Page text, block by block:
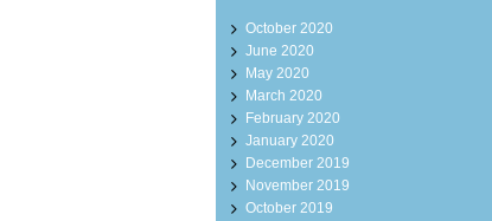
October 2020
June 2020
May 2020
March 2020
February 2020
January 2020
December 2019
November 2019
October 2019